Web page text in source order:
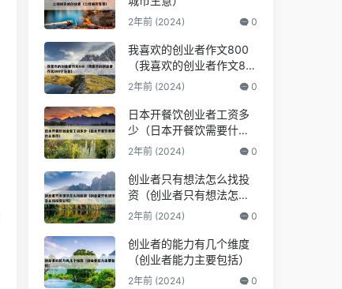
2年前 (2024) 0
我喜欢的创业者作文800
（我喜欢的创业者作文80
0字左右）
2年前 (2024) 0
日本开餐饮创业者工资多
少（日本开餐饮需要什么
条件）
2年前 (2024) 0
创业者只有想法怎么找投
资（创业者只有想法怎么
找投资公司）
2年前 (2024) 0
创业者的能力有几个维度
（创业者能力主要包括）
2年前 (2024) 0